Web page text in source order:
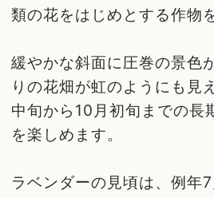
類の花をはじめとする作物
緩やかな斜面に圧巻の景色
りの花畑が虹のようにも見
中旬から10月初旬までの長
を楽しめます。
ラベンダーの見頃は、例年